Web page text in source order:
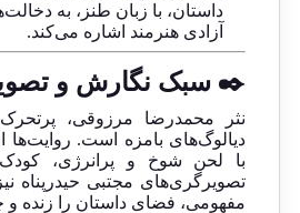
داستان، با زبان طنز، به
آزادی هنرمند اشاره می‌کند.
✒️ سبک نگارش و
نثر محمدرضا مرزوقی،
دیالوگ‌های بامزه است. روایت‌ها
با لحن شوخ و پرانرژی،
تصویرگری‌های مجتبی حیدرپناه
مفهومی، فضای داستان را زنده و